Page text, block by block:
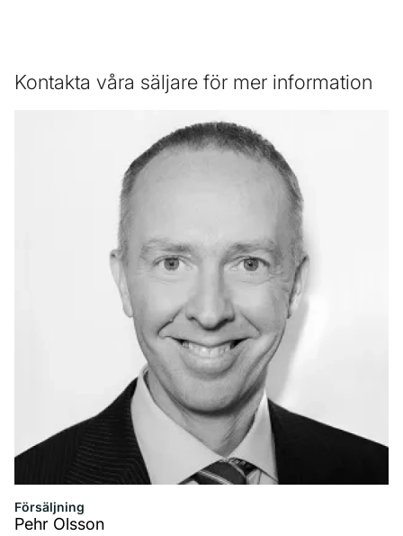
Kontakta våra säljare för mer information
Försäljning
Pehr Olsson